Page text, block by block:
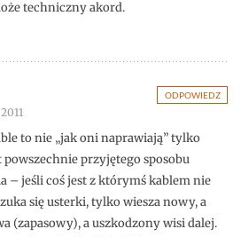
techniczny akord.
ODPOWIEDZ
to nie „jak oni naprawiają” tylko
powszechnie przyjętego sposobu
– jeśli coś jest z którymś kablem nie
się usterki, tylko wiesza nowy, a
(zapasowy), a uszkodzony wisi dalej.